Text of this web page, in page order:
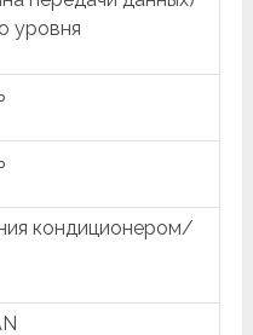
уровня
кондиционером/